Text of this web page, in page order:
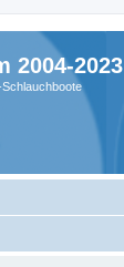
2004-2023